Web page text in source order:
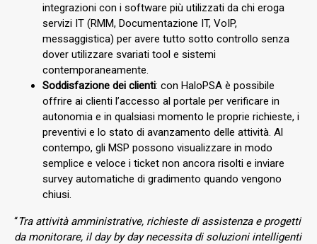
integrazioni con i software più utilizzati da chi eroga
servizi IT (RMM, Documentazione IT, VoIP,
messaggistica) per avere tutto sotto controllo senza
dover utilizzare svariati tool e sistemi
contemporaneamente.
Soddisfazione dei clienti: con HaloPSA è possibile
offrire ai clienti l’accesso al portale per verificare in
autonomia e in qualsiasi momento le proprie richieste, i
preventivi e lo stato di avanzamento delle attività. Al
contempo, gli MSP possono visualizzare in modo
semplice e veloce i ticket non ancora risolti e inviare
survey automatiche di gradimento quando vengono
chiusi.
“Tra attività amministrative, richieste di assistenza e progetti
da monitorare, il day by day necessita di soluzioni intelligenti